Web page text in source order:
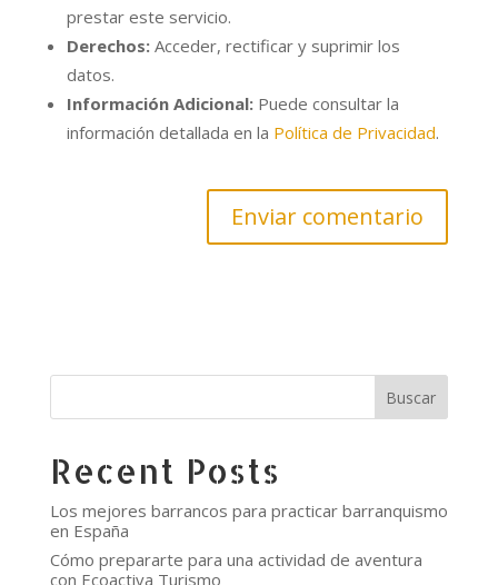
prestar este servicio.
Derechos:Acceder, rectificar y suprimir los
datos.
Información Adicional:Puede consultar la
información detallada en la Política de Privacidad.
Buscar
Recent Posts
Los mejores barrancos para practicar barranquismo
en España
Cómo prepararte para una actividad de aventura
con Ecoactiva Turismo